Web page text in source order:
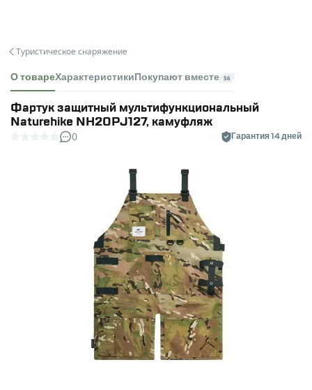
Туристическое снаряжение
О товареХарактеристики Покупают вместе 56
Фартук защитный мультифункциональный
Naturehike NH20PJ127, камуфляж
0 Гарантия 14 дней